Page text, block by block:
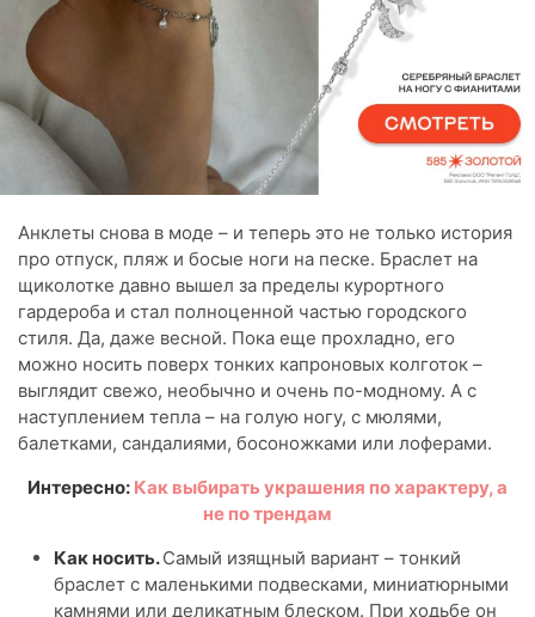
Анклеты снова в моде – и теперь это не только история
про отпуск, пляж и босые ноги на песке. Браслет на
щиколотке давно вышел за пределы курортного
гардероба и стал полноценной частью городского
стиля. Да, даже весной. Пока еще прохладно, его
можно носить поверх тонких капроновых колготок –
выглядит свежо, необычно и очень по-модному. А с
наступлением тепла – на голую ногу, с мюлями,
балетками, сандалиями, босоножками или лоферами.
Интересно: Как выбирать украшения по характеру, а
не по трендам
Как носить.Самый изящный вариант – тонкий
браслет с маленькими подвесками, миниатюрными
камнями или деликатным блеском. При ходьбе он